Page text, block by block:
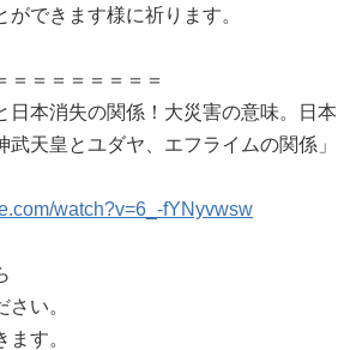
できます様に祈ります。
＝＝＝＝＝＝＝＝
日本消失の関係！大災害の意味。日本
武天皇とユダヤ、エフライムの関係」
watch?v=6_-fYNyvwsw
い。
す。